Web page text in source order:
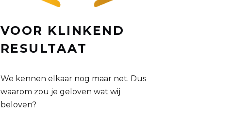
VOOR KLINKEND
RESULTAAT
We kennen elkaar nog maar net. Dus
waarom zou je geloven wat wij
beloven?